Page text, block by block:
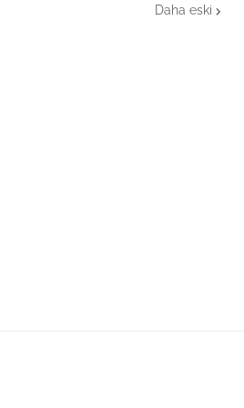
Daha eski